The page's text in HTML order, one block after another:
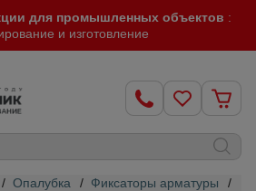
для промышленных объектов :
и изготовление
/ Опалубка / Фиксаторы арматуры /